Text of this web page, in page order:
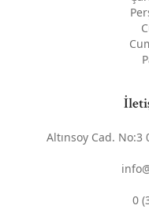
Altınsoy Cad. No:3
0